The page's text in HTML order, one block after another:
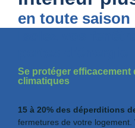
en toute saison
Se protéger efficacement
climatiques
15 à 20% des déperditions
fermetures de votre